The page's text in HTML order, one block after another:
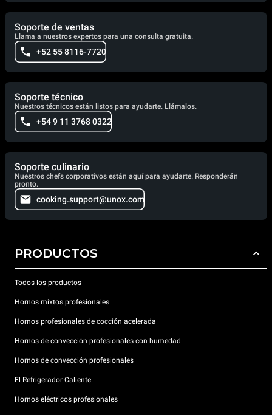
Soporte de ventas
Llama a nuestros expertos para una consulta gratuita.
+52 55 8116-7720
Soporte técnico
Nuestros técnicos están listos para ayudarte. Llámalos.
+54 9 11 3768 0322
Soporte culinario
Nuestros chefs corporativos están aquí para ayudarte. Responderán
pronto.
cooking.support@unox.com
PRODUCTOS
Todos los productos
Hornos mixtos profesionales
Hornos profesionales de cocción acelerada
Hornos de convección profesionales con humedad
Hornos de convección profesionales
El Refrigerador Caliente
Hornos eléctricos profesionales